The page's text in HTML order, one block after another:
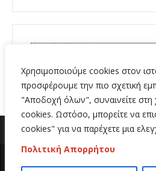
Χρησιμοποιούμε cookies στον
προσφέρουμε την πιο σχετική
"Αποδοχή όλων", συναινείτε
cookies. Ωστόσο, μπορείτε να
cookies" για να παρέχετε μια
Πολιτική Απορρήτου
Copyright 2020 | All Rights